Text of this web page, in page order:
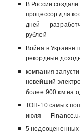
В России
процессор для
дней —
рублей
Война в Украине
рекордные
компания
новейший
более 900 км на
ТОП-10 самых
июля —
5